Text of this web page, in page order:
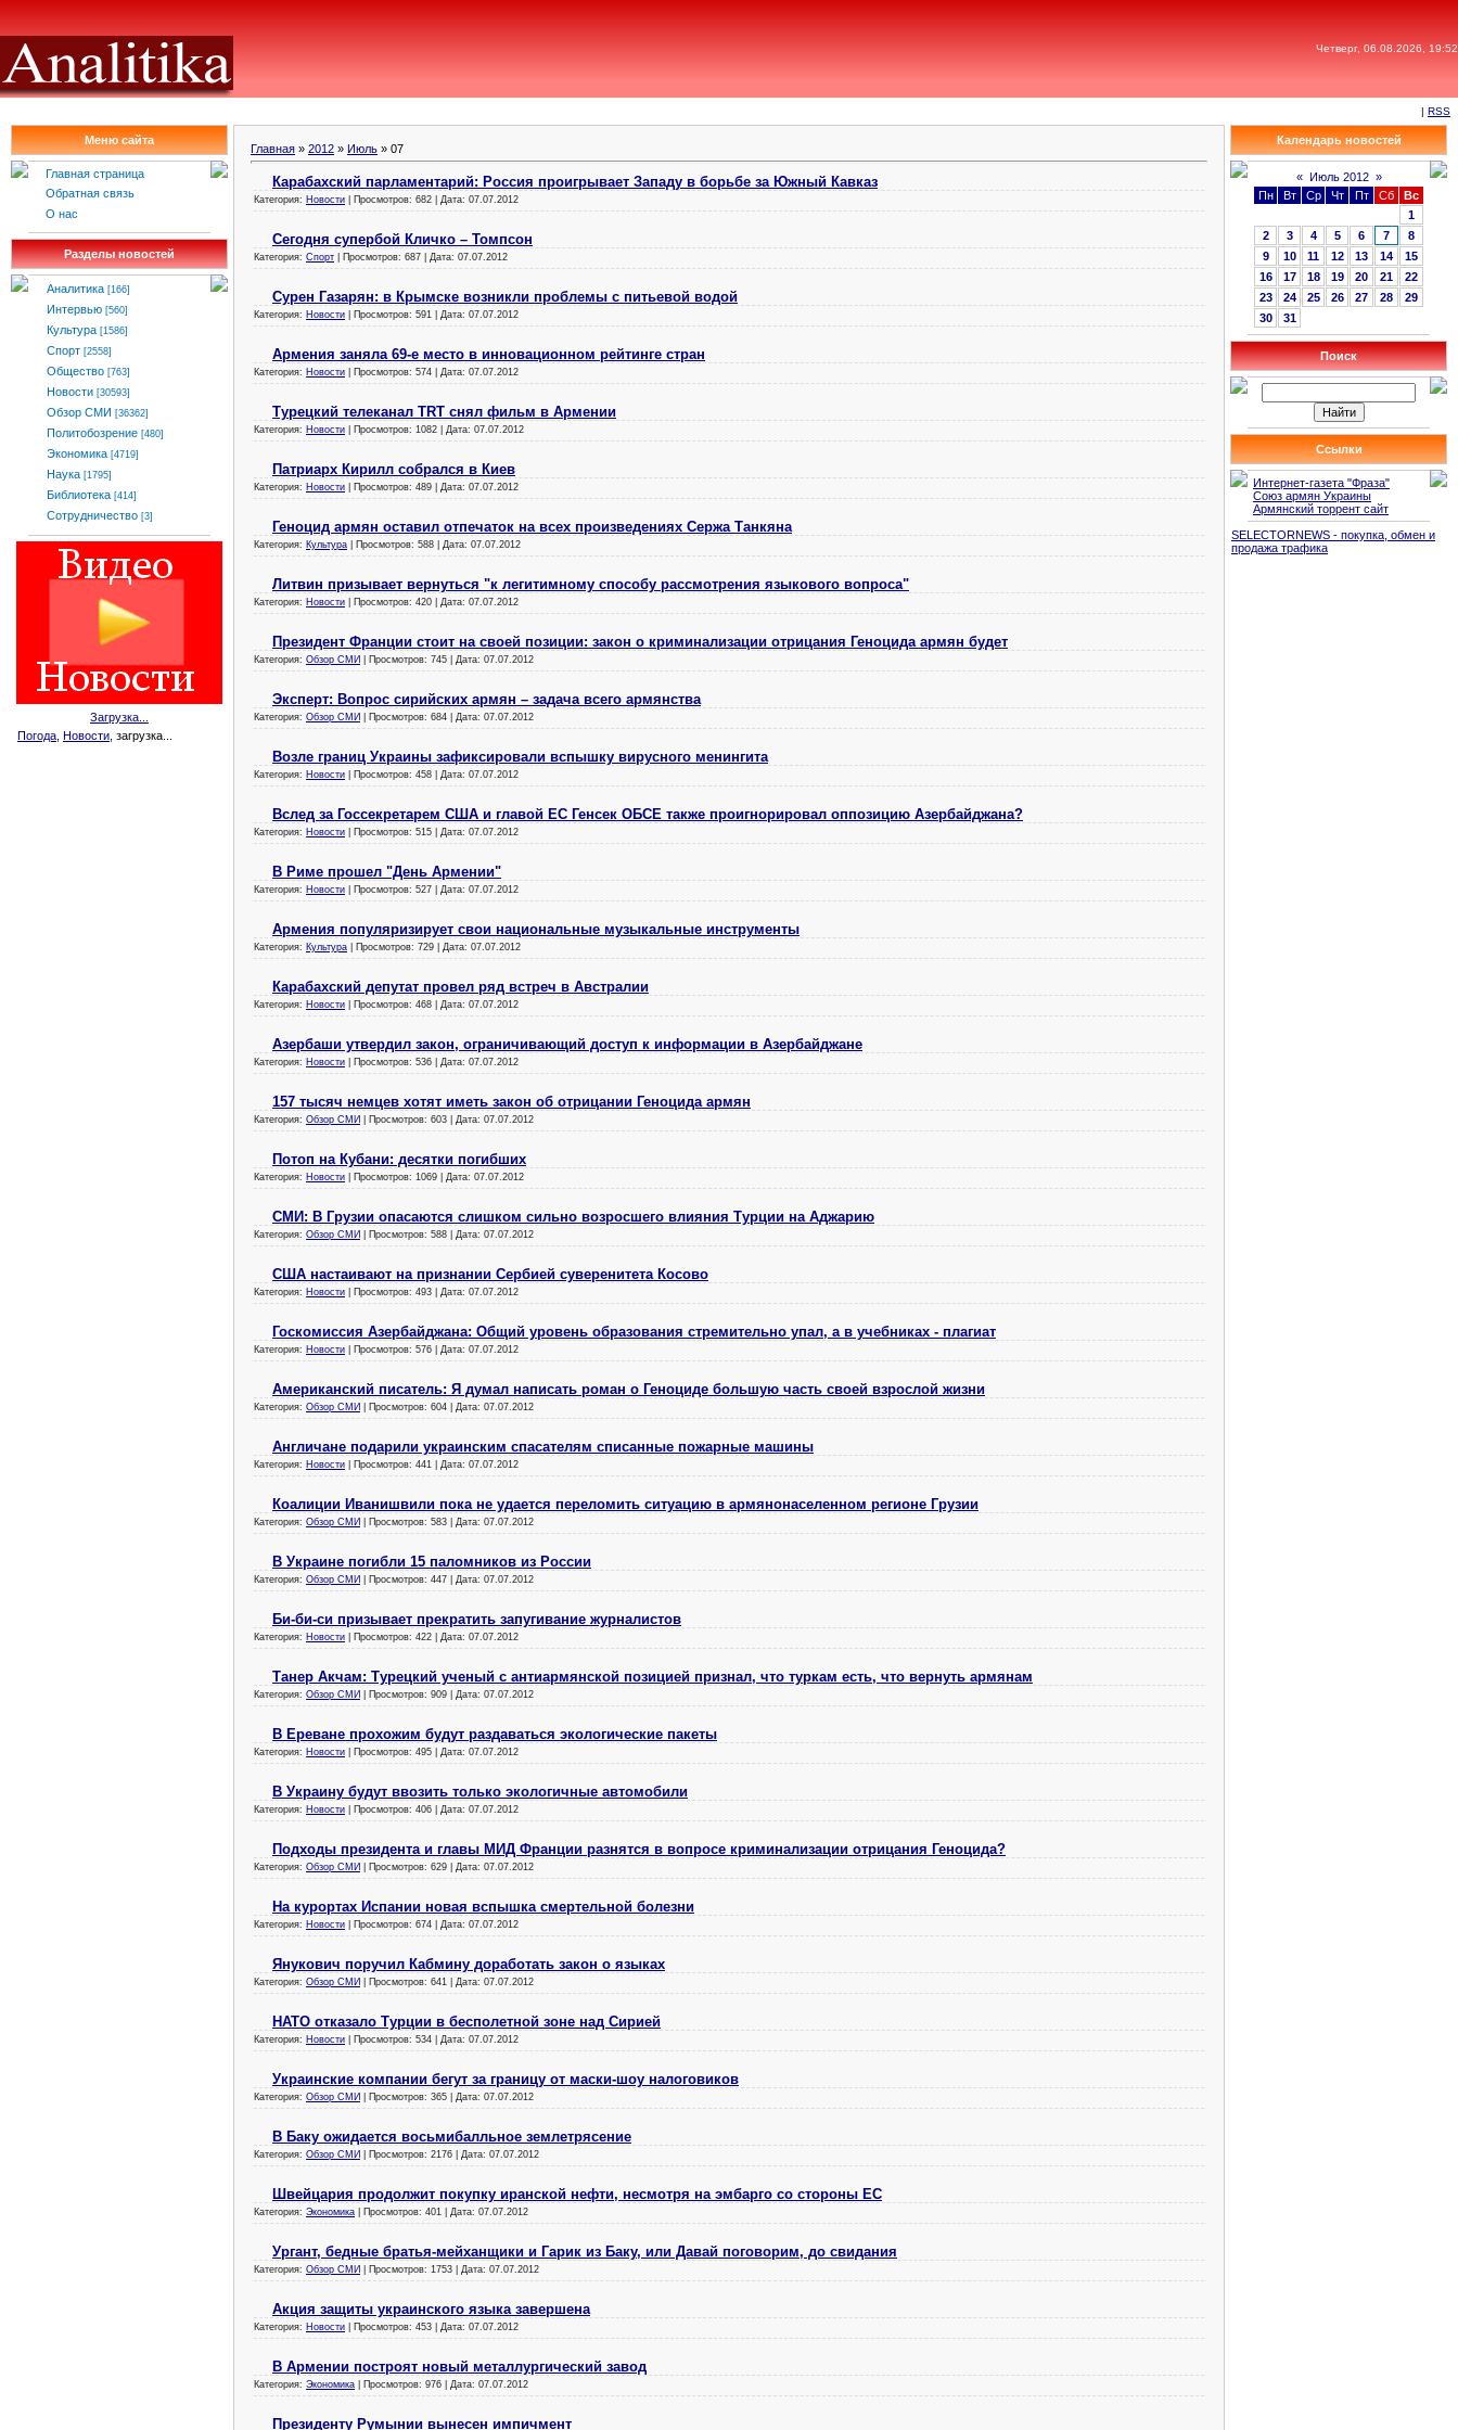
Четверг, 06.08.2026, 19:52
| RSS
Меню сайта
Главная страница
Обратная связь
О нас
Разделы новостей
Аналитика [166]
Интервью [560]
Культура [1586]
Спорт [2558]
Общество [763]
Новости [30593]
Обзор СМИ [36362]
Политобозрение [480]
Экономика [4719]
Наука [1795]
Библиотека [414]
Сотрудничество [3]
Загрузка...
Погода Новости , загрузка...
Главная » 2012 » Июль » 07
Карабахский парламентарий: Россия проигрывает Западу в борьбе за Южный Кавказ
Категория: Новости | Просмотров: 682 | Дата: 07.07.2012
Сегодня супербой Кличко – Томпсон
Категория: Спорт | Просмотров: 687 | Дата: 07.07.2012
Сурен Газарян: в Крымске возникли проблемы с питьевой водой
Категория: Новости | Просмотров: 591 | Дата: 07.07.2012
Армения заняла 69-е место в инновационном рейтинге стран
Категория: Новости | Просмотров: 574 | Дата: 07.07.2012
Турецкий телеканал TRT снял фильм в Армении
Категория: Новости | Просмотров: 1082 | Дата: 07.07.2012
Патриарх Кирилл собрался в Киев
Категория: Новости | Просмотров: 489 | Дата: 07.07.2012
Геноцид армян оставил отпечаток на всех произведениях Сержа Танкяна
Категория: Культура | Просмотров: 588 | Дата: 07.07.2012
Литвин призывает вернуться "к легитимному способу рассмотрения языкового вопроса"
Категория: Новости | Просмотров: 420 | Дата: 07.07.2012
Президент Франции стоит на своей позиции: закон о криминализации отрицания Геноцида армян будет
Категория: Обзор СМИ | Просмотров: 745 | Дата: 07.07.2012
Эксперт: Вопрос сирийских армян – задача всего армянства
Категория: Обзор СМИ | Просмотров: 684 | Дата: 07.07.2012
Возле границ Украины зафиксировали вспышку вирусного менингита
Категория: Новости | Просмотров: 458 | Дата: 07.07.2012
Вслед за Госсекретарем США и главой ЕС Генсек ОБСЕ также проигнорировал оппозицию Азербайджана?
Категория: Новости | Просмотров: 515 | Дата: 07.07.2012
В Риме прошел "День Армении"
Категория: Новости | Просмотров: 527 | Дата: 07.07.2012
Армения популяризирует свои национальные музыкальные инструменты
Категория: Культура | Просмотров: 729 | Дата: 07.07.2012
Карабахский депутат провел ряд встреч в Австралии
Категория: Новости | Просмотров: 468 | Дата: 07.07.2012
Азербаши утвердил закон, ограничивающий доступ к информации в Азербайджане
Категория: Новости | Просмотров: 536 | Дата: 07.07.2012
157 тысяч немцев хотят иметь закон об отрицании Геноцида армян
Категория: Обзор СМИ | Просмотров: 603 | Дата: 07.07.2012
Потоп на Кубани: десятки погибших
Категория: Новости | Просмотров: 1069 | Дата: 07.07.2012
СМИ: В Грузии опасаются слишком сильно возросшего влияния Турции на Аджарию
Категория: Обзор СМИ | Просмотров: 588 | Дата: 07.07.2012
США настаивают на признании Сербией суверенитета Косово
Категория: Новости | Просмотров: 493 | Дата: 07.07.2012
Госкомиссия Азербайджана: Общий уровень образования стремительно упал, а в учебниках - плагиат
Категория: Новости | Просмотров: 576 | Дата: 07.07.2012
Американский писатель: Я думал написать роман о Геноциде большую часть своей взрослой жизни
Категория: Обзор СМИ | Просмотров: 604 | Дата: 07.07.2012
Англичане подарили украинским спасателям списанные пожарные машины
Категория: Новости | Просмотров: 441 | Дата: 07.07.2012
Коалиции Иванишвили пока не удается переломить ситуацию в армянонаселенном регионе Грузии
Категория: Обзор СМИ | Просмотров: 583 | Дата: 07.07.2012
В Украине погибли 15 паломников из России
Категория: Обзор СМИ | Просмотров: 447 | Дата: 07.07.2012
Би-би-си призывает прекратить запугивание журналистов
Категория: Новости | Просмотров: 422 | Дата: 07.07.2012
Танер Акчам: Турецкий ученый с антиармянской позицией признал, что туркам есть, что вернуть армянам
Категория: Обзор СМИ | Просмотров: 909 | Дата: 07.07.2012
В Ереване прохожим будут раздаваться экологические пакеты
Категория: Новости | Просмотров: 495 | Дата: 07.07.2012
В Украину будут ввозить только экологичные автомобили
Категория: Новости | Просмотров: 406 | Дата: 07.07.2012
Подходы президента и главы МИД Франции разнятся в вопросе криминализации отрицания Геноцида?
Категория: Обзор СМИ | Просмотров: 629 | Дата: 07.07.2012
На курортах Испании новая вспышка смертельной болезни
Категория: Новости | Просмотров: 674 | Дата: 07.07.2012
Янукович поручил Кабмину доработать закон о языках
Категория: Обзор СМИ | Просмотров: 641 | Дата: 07.07.2012
НАТО отказало Турции в бесполетной зоне над Сирией
Категория: Новости | Просмотров: 534 | Дата: 07.07.2012
Украинские компании бегут за границу от маски-шоу налоговиков
Категория: Обзор СМИ | Просмотров: 365 | Дата: 07.07.2012
В Баку ожидается восьмибалльное землетрясение
Категория: Обзор СМИ | Просмотров: 2176 | Дата: 07.07.2012
Швейцария продолжит покупку иранской нефти, несмотря на эмбарго со стороны ЕС
Категория: Экономика | Просмотров: 401 | Дата: 07.07.2012
Ургант, бедные братья-мейханщики и Гарик из Баку, или Давай поговорим, до свидания
Категория: Обзор СМИ | Просмотров: 1753 | Дата: 07.07.2012
Акция защиты украинского языка завершена
Категория: Новости | Просмотров: 453 | Дата: 07.07.2012
В Армении построят новый металлургический завод
Категория: Экономика | Просмотров: 976 | Дата: 07.07.2012
Президенту Румынии вынесен импичмент
Календарь новостей
« Июль 2012 »
Пн
Вт Ср Чт Пт Сб
Вс
1
2
3 4 5 6 7
8
9
10 11 12 13 14
15
16
17 18 19 20 21
22
23
24 25 26 27 28
29
30
31
Поиск
Ссылки
Интернет-газета "Фраза"
Союз армян Украины
Армянский торрент сайт
SELECTORNEWS - покупка, обмен и
продажа трафика